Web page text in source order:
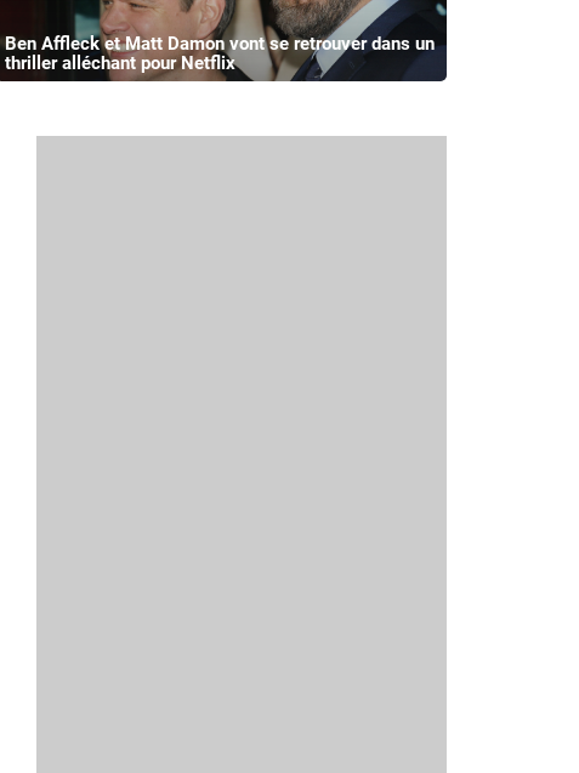
Ben Affleck et Matt Damon vont se retrouver dans un
thriller alléchant pour Netflix